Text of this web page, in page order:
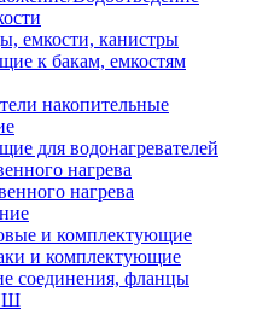
емкости, канистры
к бакам, емкостям
накопительные
для водонагревателей
нагрева
нагрева
и комплектующие
и комплектующие
соединения, фланцы